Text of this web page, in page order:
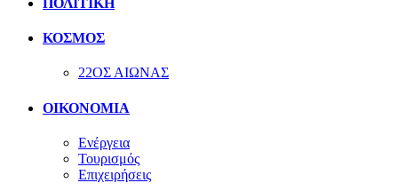
ΚΟΣΜΟΣ
22ΟΣ ΑΙΩΝΑΣ
ΟΙΚΟΝΟΜΙΑ
Ενέργεια
Τουρισμός
Επιχειρήσεις